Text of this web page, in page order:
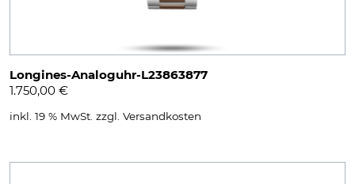
Longines-Analoguhr-L23863877
1.750,00 €
inkl. 19 % MwSt. zzgl. Versandkosten